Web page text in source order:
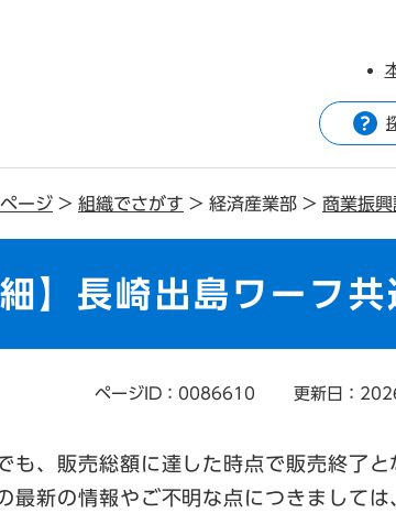
ージ > 組織でさがす > 経済産業部 > 商業振興
】長崎出島ワーフ
ページID：0086610 更新日：
も、販売総額に達した時点で販売終了と
最新の情報やご不明な点につきましては